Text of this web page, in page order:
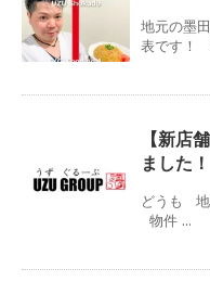
地元の墨
表です！
【新店
ました！
どうも 地
物件 ...